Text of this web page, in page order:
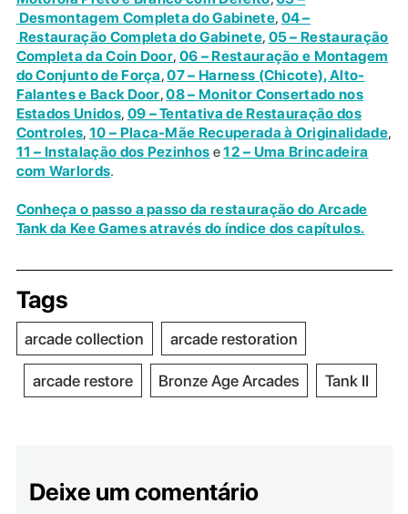
Desmontagem Completa do Gabinete, 04 –
Restauração Completa do Gabinete, 05 – Restauração
Completa da Coin Door, 06 – Restauração e Montagem
do Conjunto de Força,07 – Harness (Chicote), Alto-
Falantes e Back Door,08 – Monitor Consertado nos
Estados Unidos, 09 – Tentativa de Restauração dos
Controles, 10 – Placa-Mãe Recuperada à Originalidade,
11 – Instalação dos Pezinhos e12 – Uma Brincadeira
com Warlords.
Conheça o passo a passo da restauração do Arcade
Tank da Kee Games através do índice dos capítulos.
Tags
arcade collection arcade restoration
arcade restore Bronze Age Arcades Tank II
Deixe um comentário